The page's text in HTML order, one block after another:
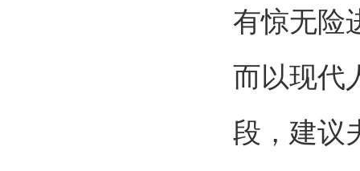
有惊无险
而以现代
段，建议